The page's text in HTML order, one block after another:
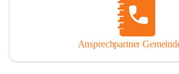
Ansprechpartner